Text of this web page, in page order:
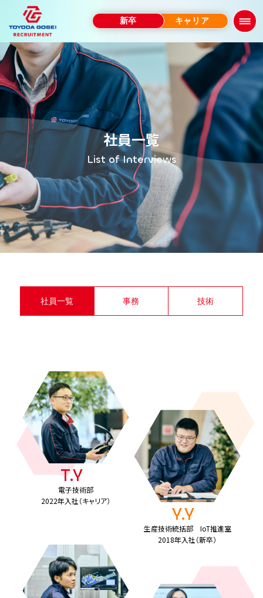
新卒 キャリア
TOP
About
早わかり！豊田合成
TG Spiritについて
高分子って、何？
拠点と暮らし紹介
豊田合成のこれから
Business & Job
職種紹介
TG Person
社員一覧
Column
コラム一覧
Special Contents
機電系社員座談会
Environment
社員一覧
List of Interviews
社員一覧 事務 技術
T.Y
電子技術部
2022年入社（キャリア）
Y.Y
生産技術統括部 IoT推進室
2018年入社（新卒）